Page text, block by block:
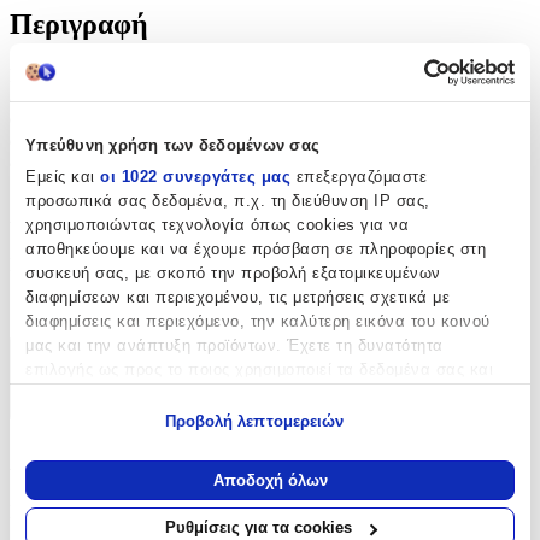
Υπεύθυνη χρήση των δεδομένων σας
Εμείς και οι 1022 συνεργάτες μας επεξεργαζόμαστε
προσωπικά σας δεδομένα, π.χ. τη διεύθυνση IP σας,
χρησιμοποιώντας τεχνολογία όπως cookies για να
αποθηκεύουμε και να έχουμε πρόσβαση σε πληροφορίες στη
συσκευή σας, με σκοπό την προβολή εξατομικευμένων
διαφημίσεων και περιεχομένου, τις μετρήσεις σχετικά με
διαφημίσεις και περιεχόμενο, την καλύτερη εικόνα του κοινού
μας και την ανάπτυξη προϊόντων. Έχετε τη δυνατότητα
Να συλλέξουμε πληροφορίες σχετικά με τη γεωγραφική
σας τοποθεσία, οι οποίες μπορεί να είναι ακριβείς σε
απόσταση μερικών μέτρων
Προβολή λεπτομερειών
Αποδοχή όλων
Ρυθμίσεις για τα cookies
Περιγραφή
Μια μοναδική αλυσίδα Χειρός που θα προσθέσει λάμψη στην
εμφάνιση σας ενώ παράλληλα μπορεί να εκφράσει το προσωπικό
αλλά και για επίσημες εκδηλώσεις. Ένα τέλειο δώρο που σίγουρα
Χαρακτηριστικά
Κατασκευαστής
Amor Amor
Χαρακτηριστικά
Κατασκευαστής: